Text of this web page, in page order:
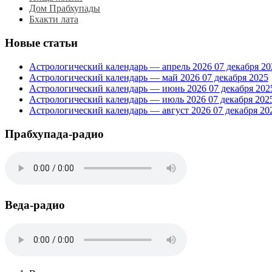
Дом Прабхупады
Бхакти лата
Новые статьи
Астрологический календарь — апрель 2026 07 декабря
Астрологический календарь — май 2026 07 декабря 2025
Астрологический календарь — июнь 2026 07 декабря
Астрологический календарь — июль 2026 07 декабря
Астрологический календарь — август 2026 07 декабря
Прабхупада-радио
Веда-радио